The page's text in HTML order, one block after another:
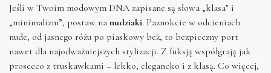
Jeśli w Twoim modowym DNA zapisane są słowa „klasa” i
„minimalizm”, postaw na nudziaki. Paznokcie w odcieniach
nude, od jasnego różu po piaskowy beż, to bezpieczny port
nawet dla najodważniejszych stylizacji. Z fuksją współgrają jak
prosecco z truskawkami – lekko, elegancko i z klasą. Co więcej,